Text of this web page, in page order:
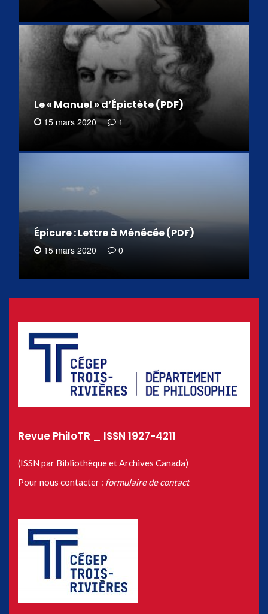
Le « Manuel » d’Épictète (PDF)
15 mars 2020 1
Épicure : Lettre à Ménécée (PDF)
15 mars 2020 0
Revue PhiloTR _ ISSN 1927-4211
(ISSN par Bibliothèque et Archives Canada)
Pour nous contacter : formulaire de contact